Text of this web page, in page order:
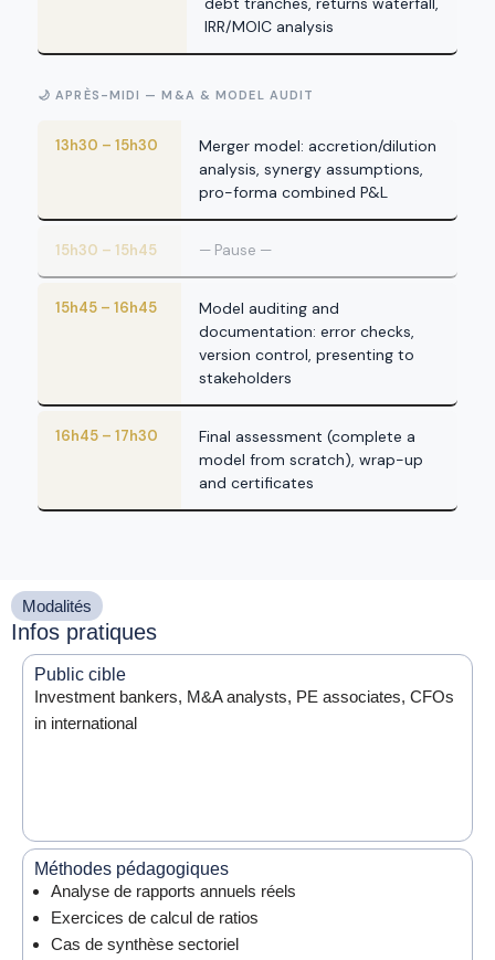
IRR/MOIC analysis
🌙 APRÈS-MIDI — M&A & MODEL AUDIT
13h30 – 15h30
Merger model: accretion/dilution
analysis, synergy assumptions,
pro-forma combined P&L
15h30 – 15h45 — Pause —
15h45 – 16h45
Model auditing and
documentation: error checks,
version control, presenting to
stakeholders
16h45 – 17h30
Final assessment (complete a
model from scratch), wrap-up
and certificates
Modalités
Infos pratiques
Public cible
Investment bankers, M&A analysts, PE associates, CFOs
in international
Méthodes pédagogiques
Analyse de rapports annuels réels
Exercices de calcul de ratios
Cas de synthèse sectoriel